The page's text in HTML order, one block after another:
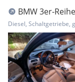
BMW 3er-Reihe
Diesel, Schaltgetriebe,